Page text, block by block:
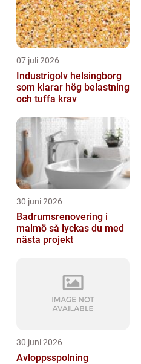
07 juli 2026
Industrigolv helsingborg
som klarar hög belastning
och tuffa krav
30 juni 2026
Badrumsrenovering i
malmö så lyckas du med
nästa projekt
30 juni 2026
Avloppsspolning